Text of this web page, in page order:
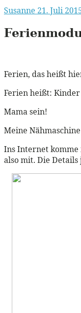
Susanne 21. Juli
Ferien, das heißt
Ferien heißt: Kinder
Mama sein!
Meine
Ins Internet komme
also mit. Die